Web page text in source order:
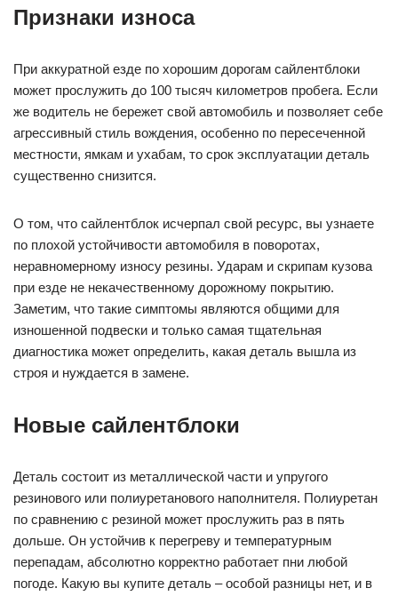
Признаки износа
При аккуратной езде по хорошим дорогам сайлентблоки
может прослужить до 100 тысяч километров пробега. Если
же водитель не бережет свой автомобиль и позволяет себе
агрессивный стиль вождения, особенно по пересеченной
местности, ямкам и ухабам, то срок эксплуатации деталь
существенно снизится.
О том, что сайлентблок исчерпал свой ресурс, вы узнаете
по плохой устойчивости автомобиля в поворотах,
неравномерному износу резины. Ударам и скрипам кузова
при езде не некачественному дорожному покрытию.
Заметим, что такие симптомы являются общими для
изношенной подвески и только самая тщательная
диагностика может определить, какая деталь вышла из
строя и нуждается в замене.
Новые сайлентблоки
Деталь состоит из металлической части и упругого
резинового или полиуретанового наполнителя. Полиуретан
по сравнению с резиной может прослужить раз в пять
дольше. Он устойчив к перегреву и температурным
перепадам, абсолютно корректно работает пни любой
погоде. Какую вы купите деталь – особой разницы нет, и в